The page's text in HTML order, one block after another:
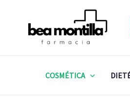
contenido
COSMÉTICA